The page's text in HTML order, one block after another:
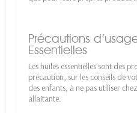
Précautions
Essentielles
Les huiles essentielles sont des
précaution, sur les conseils de
des enfants, à ne pas utiliser
allaitante.